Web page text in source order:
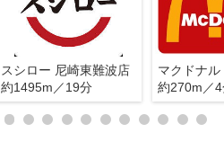
スシロー 尼崎東難波店
約1495m／19分
約270m／